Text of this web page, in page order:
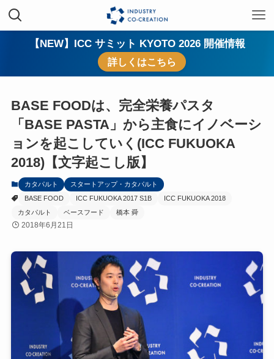
【NEW】ICC サミット KYOTO 2026 開催情報
詳しくはこちら
BASE FOODは、完全栄養パスタ
「BASE PASTA」から主食にイノベーシ
ョンを起こしていく(ICC FUKUOKA
2018)【文字起こし版】
カタパルト
スタートアップ・カタパルト
BASE FOOD
ICC FUKUOKA 2017 S1B
ICC FUKUOKA 2018
カタパルト
ベースフード 橋本 舜
2018年6月21日